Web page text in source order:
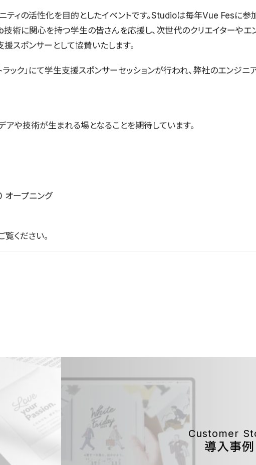
ティの活性化を目的としたイベントです。Studioは毎年Vue Fesに参
術に関心を持つ学生の皆さんを応援し、次世代のクリエイターやエ
スポンサーとして協賛いたします。
ック」にて学生支援スポンサーセッションが行われ、弊社のエンジニ
アや技術が生まれる場となることを期待しています。
ープニング
覧ください。
Customer
導入事例